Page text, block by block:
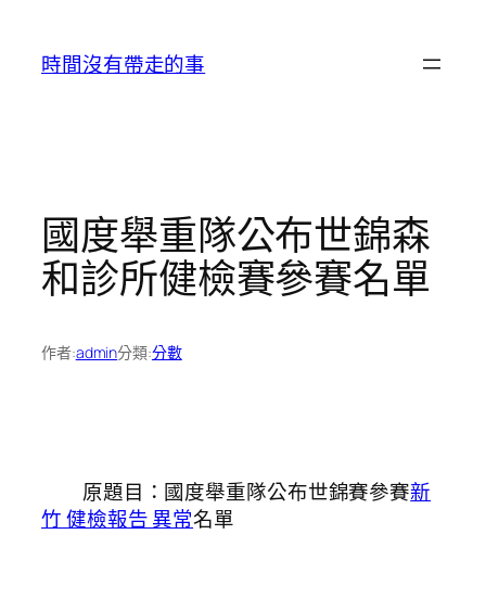
時間沒有帶走的事
國度舉重隊公布世錦森
和診所健檢賽參賽名單
作者:admin分類:分數
原題目：國度舉重隊公布世錦賽參賽新
竹 健檢報告 異常名單